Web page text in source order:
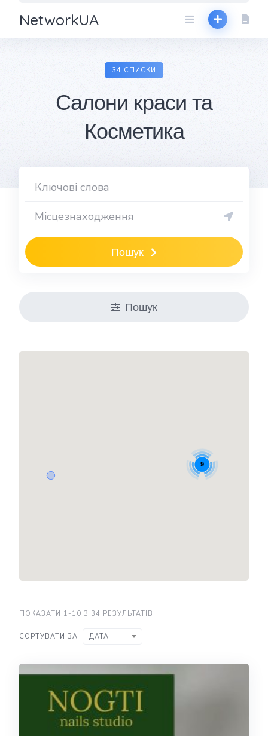
NetworkUA
34 СПИСКИ
Салони краси та
Косметика
Пошук
Пошук
9
ПОКАЗАТИ 1-10 З 34 РЕЗУЛЬТАТІВ
СОРТУВАТИ ЗА ДАТА